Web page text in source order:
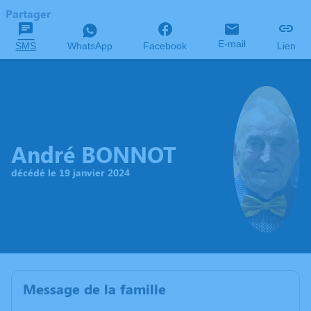
Partager
SMS WhatsApp Facebook E-mail Lien
André BONNOT
décédé le 19 janvier 2024
Message de la famille